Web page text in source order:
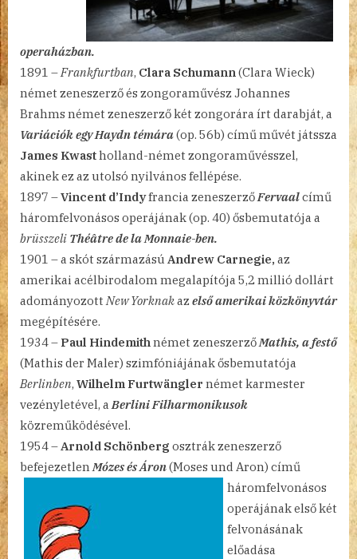
operaházban.
1891 –Frankfurtban, Clara Schumann(Clara Wieck)
német zeneszerző és zongoraművész Johannes
Brahms német zeneszerző két zongorára írt darabját, a
Variációk egy Haydn témára(op. 56b) című művét játssza
James Kwastholland-német zongoraművésszel,
akinek ez az utolsó nyilvános fellépése.
1897 –Vincent d’Indyfrancia zeneszerzőFervaalcímű
háromfelvonásos operájának (op. 40) ősbemutatója a
brüsszeli Théâtre de la Monnaie-ben.
1901 – a skót származású Andrew Carnegie, az
amerikai acélbirodalom megalapítója 5,2 millió dollárt
adományozottNew Yorknakaz első amerikai közkönyvtár
megépítésére.
1934 – Paul Hindemithnémet zeneszerzőMathis, a festő
(Mathis der Maler) szimfóniájának ősbemutatója
Berlinben, Wilhelm Furtwängler német karmester
vezényletével, aBerlini Filharmonikusok
közreműködésével.
1954 –Arnold Schönberg osztrák zeneszerző
befejezetlenMózes és Áron(Moses und Aron) című
háromfelvonásos
operájának első két
felvonásának
előadása